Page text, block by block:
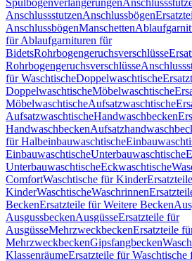
Spülbogenverlängerungen
AnschlussstutzenAnschlussbögen
AnschlussbögenManschetten
für Ablaufgarnituren für
BidetsRohrbogengeruchsverschlüsse
Rohrbogengeruchsverschlüsse
für WaschtischeDoppelwaschtische
DoppelwaschtischeMöbelwaschtische
MöbelwaschtischeAufsatzwaschtische
AufsatzwaschtischeHandwaschbecken
Handwaschbecken
für Halbeinbauwaschtische
EinbauwaschtischeUnterbauwaschtische
UnterbauwaschtischeEckwaschtische
ComfortWaschtische für Kinder
KinderWaschtischeWaschrinnen
BeckenErsatzteile für Weitere Becken
AusgussbeckenAusgüsseErsatzteile für
AusgüsseMehrzweckbeckenErsatzteile
MehrzweckbeckenGipsfangbecken
KlassenräumeErsatzteile für Waschtische